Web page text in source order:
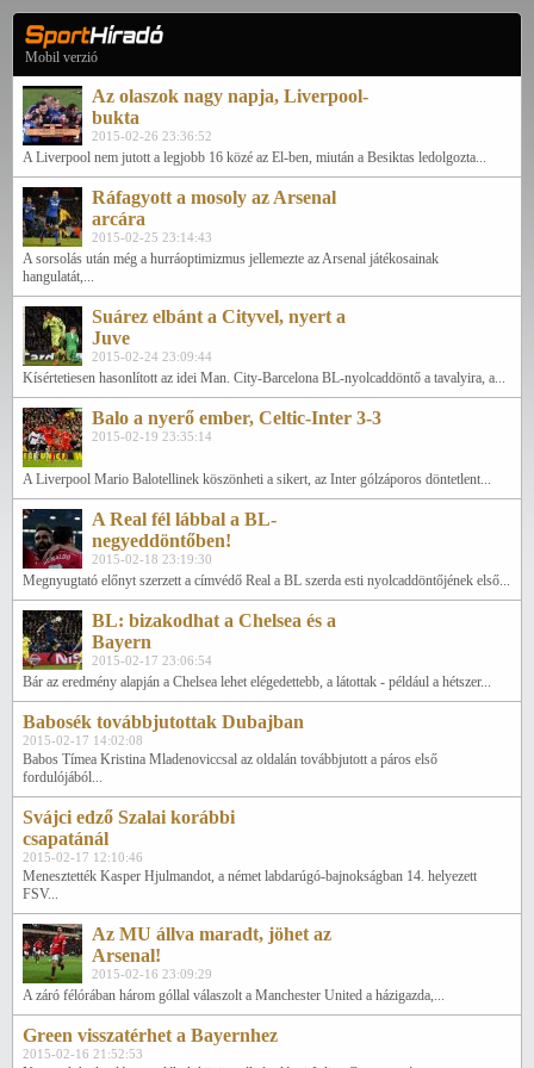
Mobil verzió
Az olaszok nagy napja, Liverpool-
bukta
2015-02-26 23:36:52
A Liverpool nem jutott a legjobb 16 közé az El-ben, miután a Besiktas ledolgozta...
Ráfagyott a mosoly az Arsenal
arcára
2015-02-25 23:14:43
A sorsolás után még a hurráoptimizmus jellemezte az Arsenal játékosainak
hangulatát,...
Suárez elbánt a Cityvel, nyert a
Juve
2015-02-24 23:09:44
Kísértetiesen hasonlított az idei Man. City-Barcelona BL-nyolcaddöntő a tavalyira, a...
Balo a nyerő ember, Celtic-Inter 3-3
2015-02-19 23:35:14
A Liverpool Mario Balotellinek köszönheti a sikert, az Inter gólzáporos döntetlent...
A Real fél lábbal a BL-
negyeddöntőben!
2015-02-18 23:19:30
Megnyugtató előnyt szerzett a címvédő Real a BL szerda esti nyolcaddöntőjének első...
BL: bizakodhat a Chelsea és a
Bayern
2015-02-17 23:06:54
Bár az eredmény alapján a Chelsea lehet elégedettebb, a látottak - például a hétszer...
Babosék továbbjutottak Dubajban
2015-02-17 14:02:08
Babos Tímea Kristina Mladenoviccsal az oldalán továbbjutott a páros első
fordulójából...
Svájci edző Szalai korábbi
csapatánál
2015-02-17 12:10:46
Menesztették Kasper Hjulmandot, a német labdarúgó-bajnokságban 14. helyezett
FSV...
Az MU állva maradt, jöhet az
Arsenal!
2015-02-16 23:09:29
A záró félórában három góllal válaszolt a Manchester United a házigazda,...
Green visszatérhet a Bayernhez
2015-02-16 21:52:53